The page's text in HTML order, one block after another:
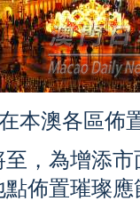
本澳各區佈
至，為增添
佈置璀璨